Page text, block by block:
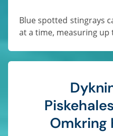
Blue spotted stingrays can birth up to 4 live pups
at a time, measuring up
Omkring